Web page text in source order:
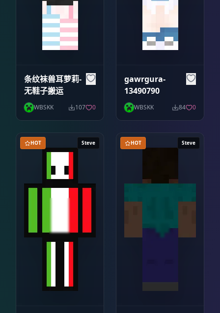
条纹袜兽耳萝莉-
无鞋子搬运
WBSKK 107 0
gawrgura-
13490790
WBSKK 84 0
Steve
HOT Steve
HOT